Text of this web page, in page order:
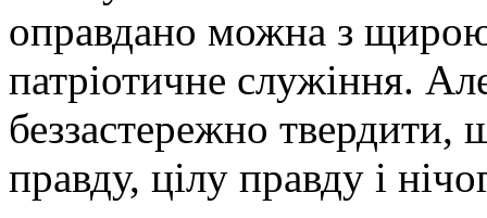
оправдано можна з
патріотичне служіння.
беззастережно
правду, цілу правду і